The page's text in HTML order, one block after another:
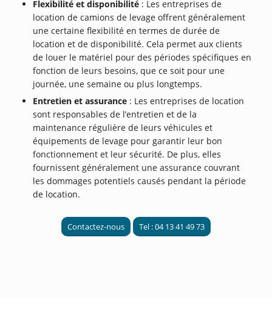
Flexibilité et disponibilité : Les entreprises de
location de camions de levage offrent généralement
une certaine flexibilité en termes de durée de
location et de disponibilité. Cela permet aux clients
de louer le matériel pour des périodes spécifiques en
fonction de leurs besoins, que ce soit pour une
journée, une semaine ou plus longtemps.
Entretien et assurance : Les entreprises de location
sont responsables de l’entretien et de la
maintenance régulière de leurs véhicules et
équipements de levage pour garantir leur bon
fonctionnement et leur sécurité. De plus, elles
fournissent généralement une assurance couvrant
les dommages potentiels causés pendant la période
de location.
Contactez-nous Tel : 04 13 41 49 73